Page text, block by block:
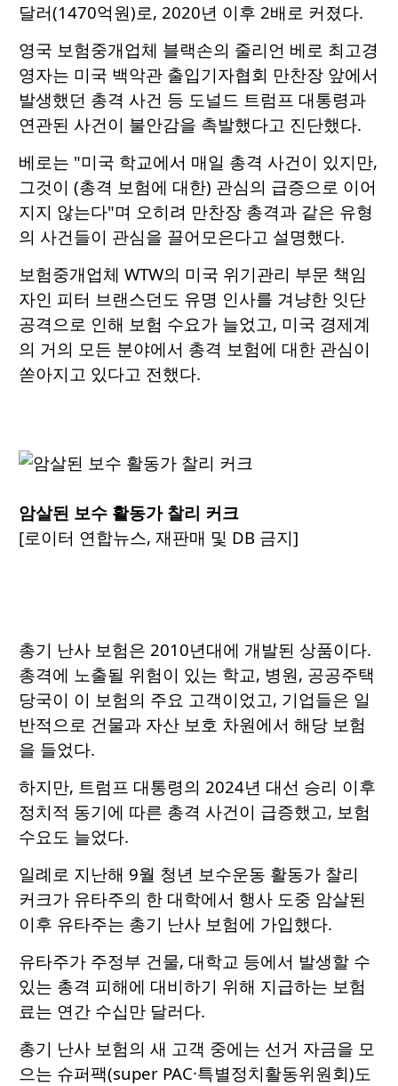
달러(1470억원)로, 2020년 이후 2배로 커졌다.
영국 보험중개업체 블랙손의 줄리언 베로 최고경
영자는 미국 백악관 출입기자협회 만찬장 앞에서
발생했던 총격 사건 등 도널드 트럼프 대통령과
연관된 사건이 불안감을 촉발했다고 진단했다.
베로는 "미국 학교에서 매일 총격 사건이 있지만,
그것이 (총격 보험에 대한) 관심의 급증으로 이어
지지 않는다"며 오히려 만찬장 총격과 같은 유형
의 사건들이 관심을 끌어모은다고 설명했다.
보험중개업체 WTW의 미국 위기관리 부문 책임
자인 피터 브랜스던도 유명 인사를 겨냥한 잇단
공격으로 인해 보험 수요가 늘었고, 미국 경제계
의 거의 모든 분야에서 총격 보험에 대한 관심이
쏟아지고 있다고 전했다.
암살된 보수 활동가 찰리 커크
[로이터 연합뉴스, 재판매 및 DB 금지]
총기 난사 보험은 2010년대에 개발된 상품이다.
총격에 노출될 위험이 있는 학교, 병원, 공공주택
당국이 이 보험의 주요 고객이었고, 기업들은 일
반적으로 건물과 자산 보호 차원에서 해당 보험
을 들었다.
하지만, 트럼프 대통령의 2024년 대선 승리 이후
정치적 동기에 따른 총격 사건이 급증했고, 보험
수요도 늘었다.
일례로 지난해 9월 청년 보수운동 활동가 찰리
커크가 유타주의 한 대학에서 행사 도중 암살된
이후 유타주는 총기 난사 보험에 가입했다.
유타주가 주정부 건물, 대학교 등에서 발생할 수
있는 총격 피해에 대비하기 위해 지급하는 보험
료는 연간 수십만 달러다.
총기 난사 보험의 새 고객 중에는 선거 자금을 모
으는 슈퍼팩(super PAC·특별정치활동위원회)도